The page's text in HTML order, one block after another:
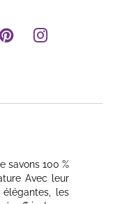
savons 100 %
Avec leur
les